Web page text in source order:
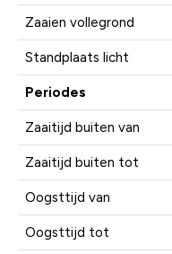
Zaaien vollegrond
Standplaats licht
Periodes
Zaaitijd buiten van
Zaaitijd buiten tot
Oogsttijd van
Oogsttijd tot